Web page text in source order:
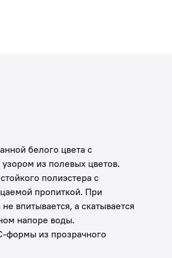
белого цвета с
из полевых цветов.
полиэстера с
пропиткой. При
впитывается, а скатывается
напоре воды.
формы из прозрачного